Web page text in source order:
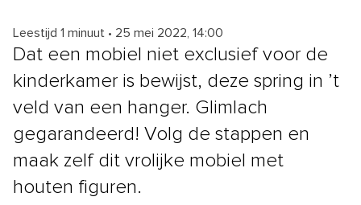
Leestijd 1 minuut • 25 mei 2022, 14:00
Dat een mobiel niet exclusief voor de
kinderkamer is bewijst, deze spring in ’t
veld van een hanger. Glimlach
gegarandeerd! Volg de stappen en
maak zelf dit vrolijke mobiel met
houten figuren.